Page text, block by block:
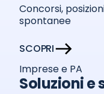
Concorsi,
spontanee
SCOPRI
Imprese e PA
Soluzioni e